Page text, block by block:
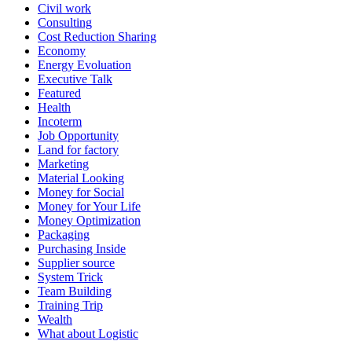
Civil work
Consulting
Cost Reduction Sharing
Economy
Energy Evoluation
Executive Talk
Featured
Health
Incoterm
Job Opportunity
Land for factory
Marketing
Material Looking
Money for Social
Money for Your Life
Money Optimization
Packaging
Purchasing Inside
Supplier source
System Trick
Team Building
Training Trip
Wealth
What about Logistic